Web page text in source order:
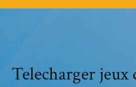
Telecharger